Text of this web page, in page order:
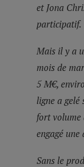
et Jona
participatif.
Mais il y a
mois de
5 M€,
ligne a gelé
fort volume
engagé
Sans le